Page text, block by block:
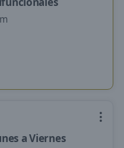
a Viernes